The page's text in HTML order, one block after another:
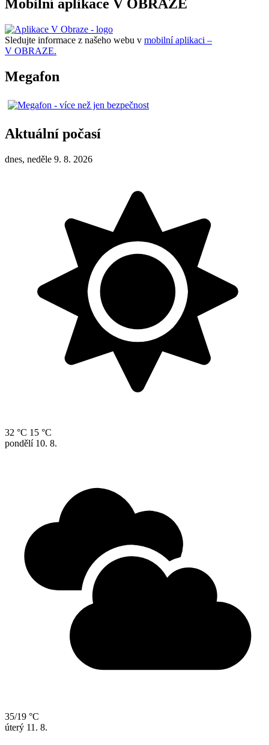
Mobilní aplikace V OBRAZE
Sledujte informace z našeho webu v mobilní aplikaci –
V OBRAZE.
Megafon
Aktuální počasí
dnes, neděle 9. 8. 2026
32 °C 15 °C
pondělí 10. 8.
35/19 °C
úterý 11. 8.